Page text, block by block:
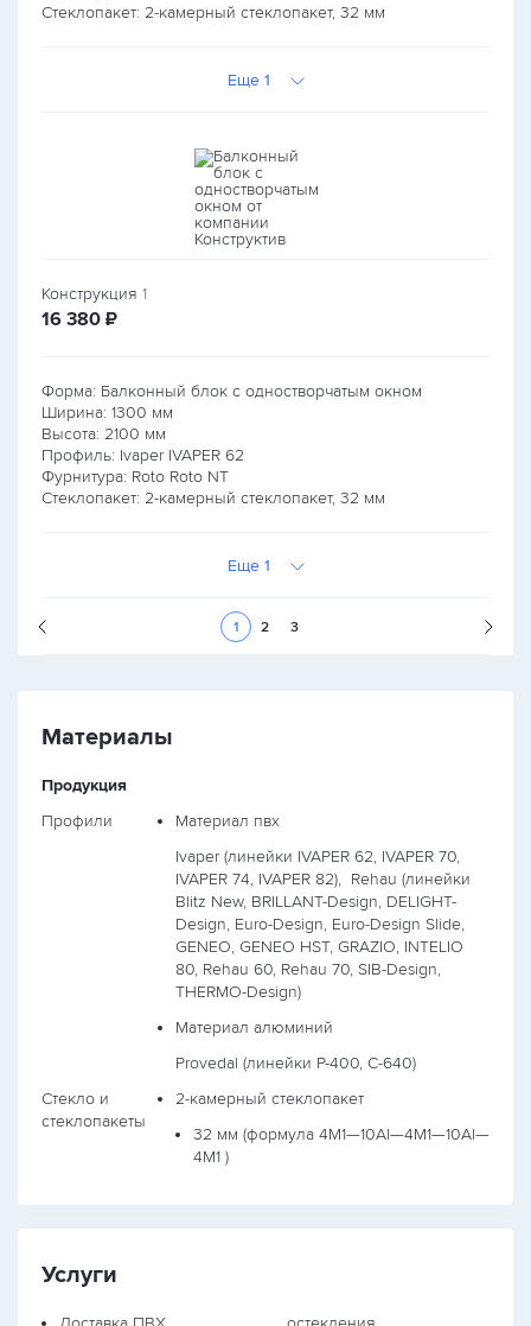
Стеклопакет: 2-камерный стеклопакет, 32 мм
Еще 1
Конструкция 1
16 380 руб.
₽
Форма: Балконный блок с одностворчатым окном
Ширина: 1300 мм
Высота: 2100 мм
Профиль: Ivaper IVAPER 62
Фурнитура: Roto Roto NT
Стеклопакет: 2-камерный стеклопакет, 32 мм
Еще 1
1 2 3
Следующая
Материалы
Продукция
Профили
Материал пвх
Ivaper (линейки IVAPER 62, IVAPER 70,
IVAPER 74, IVAPER 82), Rehau (линейки
Blitz New, BRILLANT-Design, DELIGHT-
Design, Euro-Design, Euro-Design Slide,
GENEO, GENEO HST, GRAZIO, INTELIO
80, Rehau 60, Rehau 70, SIB-Design,
THERMO-Design)
Материал алюминий
Provedal (линейки P-400, С-640)
Стекло и
стеклопакеты
2-камерный стеклопакет
32 мм (формула 4М1—10Al—4М1—10Al—
4М1 )
Услуги